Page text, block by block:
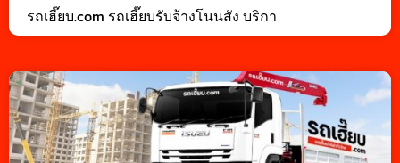
รถเฮี๊ยบ.com รถเฮี๊ยบรับจ้างโนนสัง บริกา